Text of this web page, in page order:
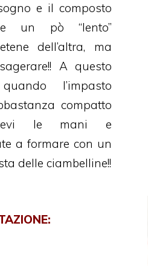
e il composto
un pò “lento”
dell’altra, ma
A questo
l’impasto
compatto
le mani e
a formare con un
delle ciambelline!!